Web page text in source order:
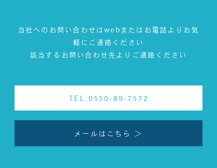
当社へのお問い合わせはwebまたはお電話よりお気
軽にご連絡ください
該当するお問い合わせ先よりご連絡ください
TEL.0550-89-7572
メールはこちら ＞